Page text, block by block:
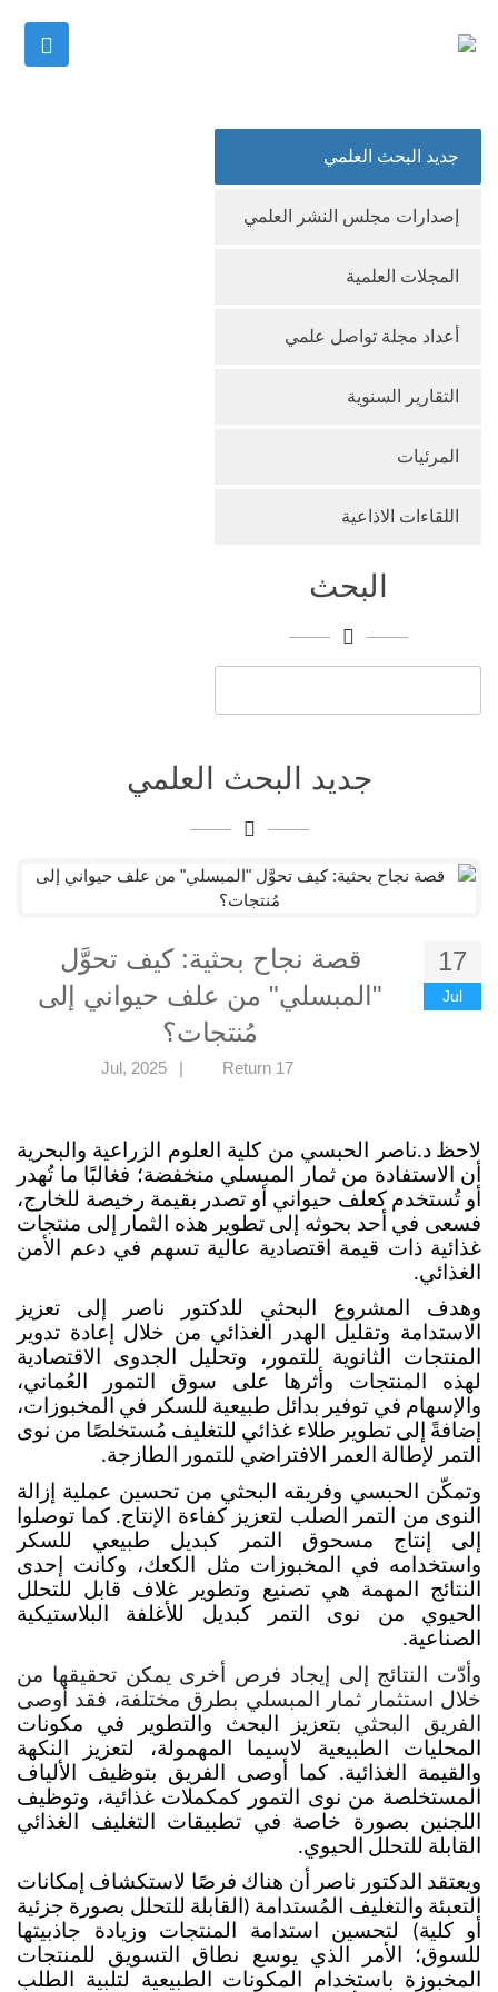
جديد البحث العلمي
إصدارات مجلس النشر العلمي
المجلات العلمية
أعداد مجلة تواصل علمي
التقارير السنوية
المرئيات
اللقاءات الاذاعية
البحث
جديد البحث العلمي
17
Jul
قصة نجاح بحثية: كيف تحوَّل
"المبسلي" من علف حيواني إلى
مُنتجات؟
17 Jul, 2025
| Return
لاحظ د.ناصر الحبسي من كلية العلوم الزراعية والبحرية
أن
الاستفادة من ثمار المبسلي منخفضة؛ فغالبًا ما تُهدر
أو تُستخدم كعلف حيواني أو تصدر بقيمة رخيصة للخارج،
فسعى في أحد بحوثه إلى تطوير هذه الثمار إلى منتجات
غذائية ذات قيمة اقتصادية عالية تسهم في دعم الأمن
الغذائي.
وهدف المشروع البحثي للدكتور ناصر إلى تعزيز
الاستدامة وتقليل الهدر الغذائي من خلال إعادة تدوير
المنتجات الثانوية للتمور، وتحليل الجدوى الاقتصادية
لهذه المنتجات وأثرها على سوق التمور العُماني،
والإسهام في توفير بدائل طبيعية للسكر في المخبوزات،
إضافةً إلى تطوير طلاء غذائي للتغليف مُستخلصًا من نوى
التمر لإطالة العمر الافتراضي للتمور الطازجة.
وتمكّن الحبسي وفريقه البحثي من تحسين عملية إزالة
النوى من التمر الصلب لتعزيز كفاءة الإنتاج. كما توصلوا
إلى إنتاج مسحوق التمر كبديل طبيعي للسكر
واستخدامه في المخبوزات مثل الكعك، وكانت إحدى
النتائج المهمة هي تصنيع وتطوير غلاف قابل للتحلل
الحيوي من نوى التمر كبديل للأغلفة البلاستيكية
الصناعية.
وأدّت النتائج إلى إيجاد فرص أخرى يمكن تحقيقها من
خلال استثمار ثمار المبسلي بطرق مختلفة، فقد أوصى
الفريق البحثي
بتعزيز البحث والتطوير في مكونات
المحليات الطبيعية لاسيما المهمولة، لتعزيز النكهة
والقيمة الغذائية. كما أوصى الفريق بتوظيف الألياف
المستخلصة من نوى التمور كمكملات غذائية، وتوظيف
اللجنين بصورة خاصة في تطبيقات التغليف الغذائي
القابلة للتحلل الحيوي.
ويعتقد الدكتور ناصر أن هناك فرصًا لاستكشاف إمكانات
التعبئة والتغليف المُستدامة (القابلة للتحلل بصورة جزئية
أو كلية) لتحسين استدامة المنتجات وزيادة جاذبيتها
للسوق؛ الأمر الذي يوسع نطاق التسويق للمنتجات
المخبوزة باستخدام المكونات الطبيعية لتلبية الطلب